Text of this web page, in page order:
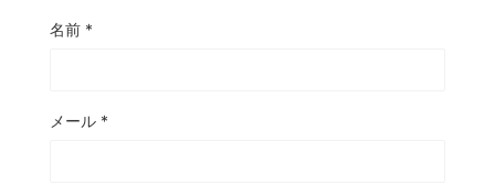
名前 *
メール *